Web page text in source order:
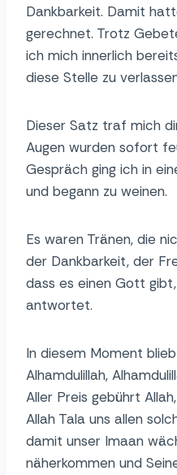
Dankbarkeit. Damit
gerechnet. Trotz
ich mich innerlich
diese Stelle zu
Dieser Satz traf mich
Augen wurden sofort
Gespräch ging ich in
und begann zu weinen.
Es waren Tränen, die
der Dankbarkeit, der
dass es einen Gott
antwortet.
In diesem Moment
Alhamdulillah,
Aller Preis gebührt
Allah Tala uns allen
damit unser Imaan
näherkommen und